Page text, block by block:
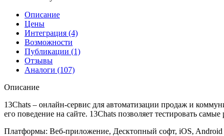
Описание
Цены
Интеграция (4)
Возможности
Публикации (1)
Отзывы
Аналоги (107)
Описание
13Chats – онлайн-сервис для автоматизации продаж и
его поведение на сайте. 13Сhats позволяет тестировать
Платформы: Веб-приложение, Десктопный софт, iOS, Android